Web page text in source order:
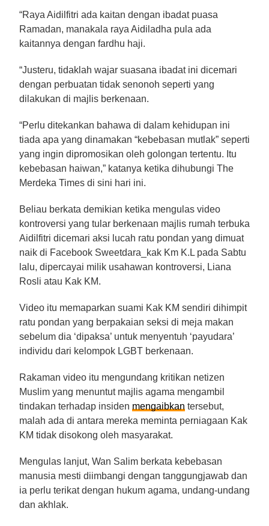
“Raya Aidilfitri ada kaitan dengan ibadat puasa
Ramadan, manakala raya Aidiladha pula ada
kaitannya dengan fardhu haji.
“Justeru, tidaklah wajar suasana ibadat ini dicemari
dengan perbuatan tidak senonoh seperti yang
dilakukan di majlis berkenaan.
“Perlu ditekankan bahawa di dalam kehidupan ini
tiada apa yang dinamakan “kebebasan mutlak” seperti
yang ingin dipromosikan oleh golongan tertentu. Itu
kebebasan haiwan,” katanya ketika dihubungi The
Merdeka Times di sini hari ini.
Beliau berkata demikian ketika mengulas video
kontroversi yang tular berkenaan majlis rumah terbuka
Aidilfitri dicemari aksi lucah ratu pondan yang dimuat
naik di Facebook Sweetdara_kak Km K.L pada Sabtu
lalu, dipercayai milik usahawan kontroversi, Liana
Rosli atau Kak KM.
Video itu memaparkan suami Kak KM sendiri dihimpit
ratu pondan yang berpakaian seksi di meja makan
sebelum dia ‘dipaksa’ untuk menyentuh ‘payudara’
individu dari kelompok LGBT berkenaan.
Rakaman video itu mengundang kritikan netizen
Muslim yang menuntut majlis agama mengambil
tindakan terhadap insiden mengaibkan tersebut,
malah ada di antara mereka meminta perniagaan Kak
KM tidak disokong oleh masyarakat.
Mengulas lanjut, Wan Salim berkata kebebasan
manusia mesti diimbangi dengan tanggungjawab dan
ia perlu terikat dengan hukum agama, undang-undang
dan akhlak.